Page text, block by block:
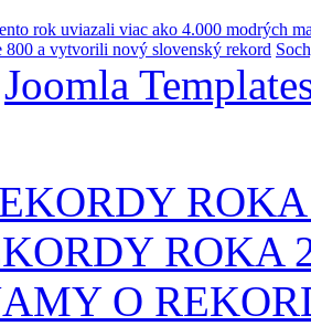
rok uviazali viac ako 4.000 modrých
a vytvorili nový slovenský rekord
Joomla
ROKA
ROKA
O